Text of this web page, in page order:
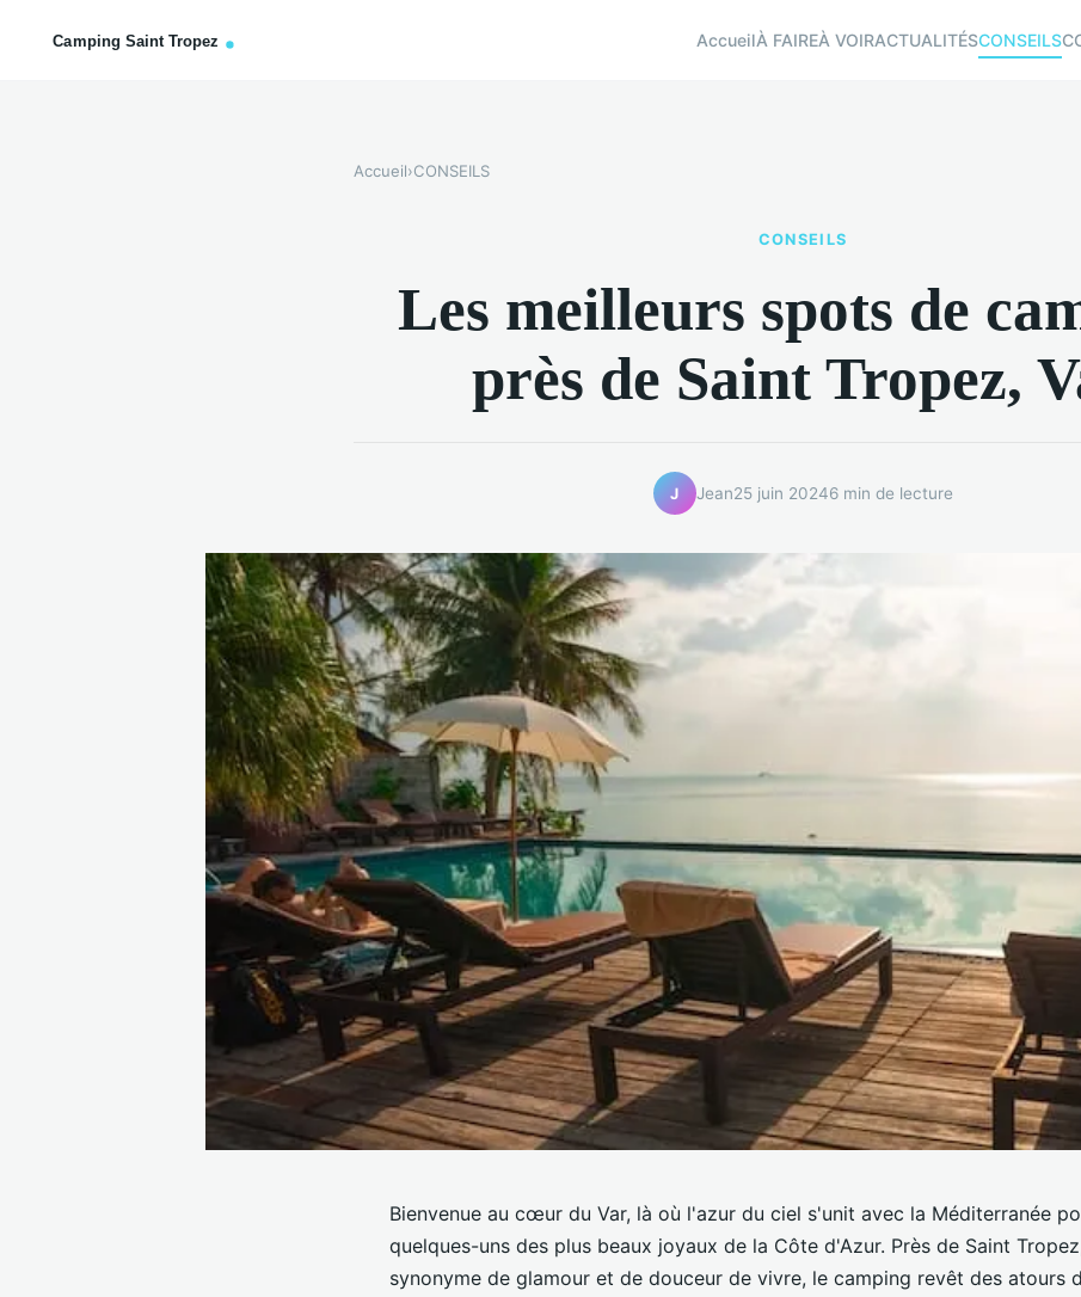
AccueilÀ FAIREÀ VOIRACTUALITÉSCONSEILS
Accueil›CONSEILS
CONSEILS
Les meilleurs spots de
près de Saint Tropez,
J Jean25 juin 20246 min de lecture
Bienvenue au cœur du Var, là où l'azur du ciel s'unit avec la Méditerranée
quelques-uns des plus beaux joyaux de la Côte d'Azur. Près de Saint
synonyme de glamour et de douceur de vivre, le camping revêt des atours